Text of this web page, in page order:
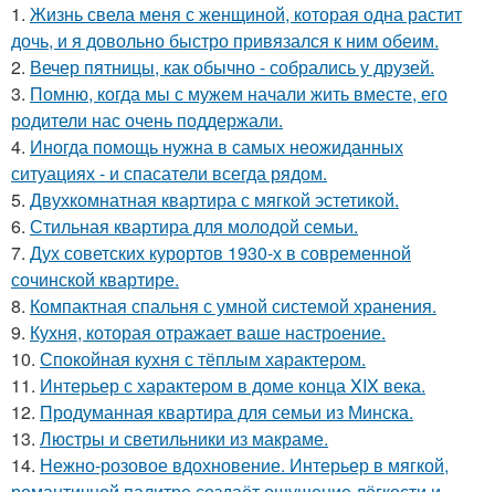
1. Жизнь свела меня с женщиной, которая одна растит
дочь, и я довольно быстро привязался к ним обеим.
2. Вечер пятницы, как обычно - собрались у друзей.
3. Помню, когда мы с мужем начали жить вместе, его
родители нас очень поддержали.
4. Иногда помощь нужна в самых неожиданных
ситуациях - и спасатели всегда рядом.
5. Двухкомнатная квартира с мягкой эстетикой.
6. Стильная квартира для молодой семьи.
7. Дух советских курортов 1930-х в современной
сочинской квартире.
8. Компактная спальня с умной системой хранения.
9. Кухня, которая отражает ваше настроение.
10. Спокойная кухня с тёплым характером.
11. Интерьер с характером в доме конца XIX века.
12. Продуманная квартира для семьи из Минска.
13. Люстры и светильники из макраме.
14. Нежно-розовое вдохновение. Интерьер в мягкой,